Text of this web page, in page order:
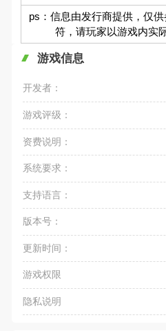
ps：信息由发行商提供，仅
符，请玩家以游戏内实
游戏信息
开发者：
游戏评级：
资费说明：
系统要求：
支持语言：
版本号：
更新时间：
游戏权限
隐私说明